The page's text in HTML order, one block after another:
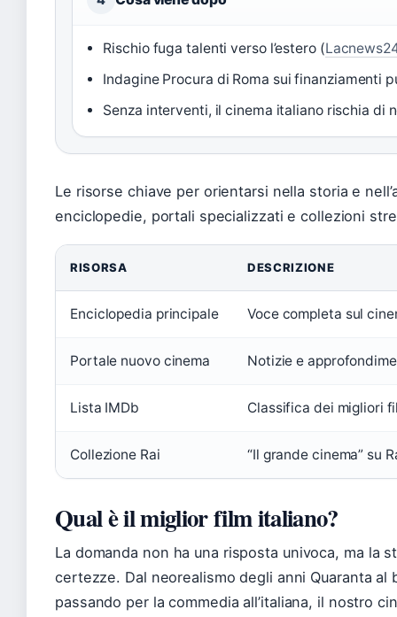
Rischio fuga talenti verso l’estero (
Indagine Procura di Roma sui finanziamenti
Senza interventi, il cinema italiano rischia di
Le risorse chiave per orientarsi nella storia e
enciclopedie, portali specializzati e collezioni
RISORSA DESCRIZIONE
Enciclopedia principale Voce completa sul
Portale nuovo cinema Notizie e
Lista IMDb Classifica dei migliori
Collezione Rai “Il grande cinema” su
Qual è il miglior film italiano?
La domanda non ha una risposta univoca, ma la
certezze. Dal neorealismo degli anni Quaranta
passando per la commedia all’italiana, il nostro